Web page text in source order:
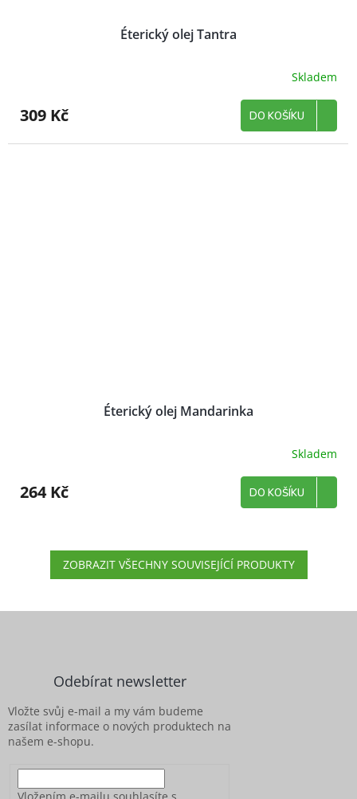
Éterický olej Tantra
Skladem
309 Kč DO KOŠÍKU
Éterický olej Mandarinka
Skladem
264 Kč DO KOŠÍKU
ZOBRAZIT VŠECHNY SOUVISEJÍCÍ PRODUKTY
Odebírat newsletter
Vložte svůj e-mail a my vám budeme
zasílat informace o nových produktech na
našem e-shopu.